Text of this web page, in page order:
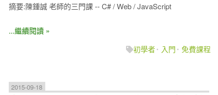
摘要:陳鍾誠 老師的三門課 -- C# / Web / JavaScript
...繼續閱讀 »
初學者
入門 免費課程
2015-09-18